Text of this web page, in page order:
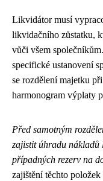
Likvidátor musí
likvidačního zůstatku,
vůči všem
specifické ustanovení
se rozdělení majetku
harmonogram výplaty
Před samotným
zajistit úhradu
případných rezerv na
zajištění těchto